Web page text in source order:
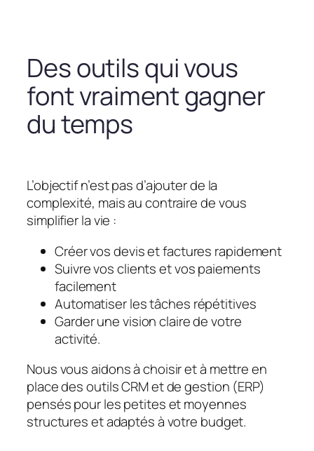
Des outils qui vous
font vraiment gagner
du temps
L’objectif n’est pas d’ajouter de la
complexité, mais au contraire de vous
simplifier la vie :
Créer vos devis et factures rapidement
Suivre vos clients et vos paiements
facilement
Automatiser les tâches répétitives
Garder une vision claire de votre
activité.
Nous vous aidons à choisir et à mettre en
place des outils CRM et de gestion (ERP)
pensés pour les petites et moyennes
structures et adaptés à votre budget.